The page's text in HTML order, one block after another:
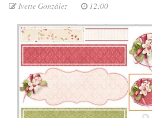
Ivette González 12:00